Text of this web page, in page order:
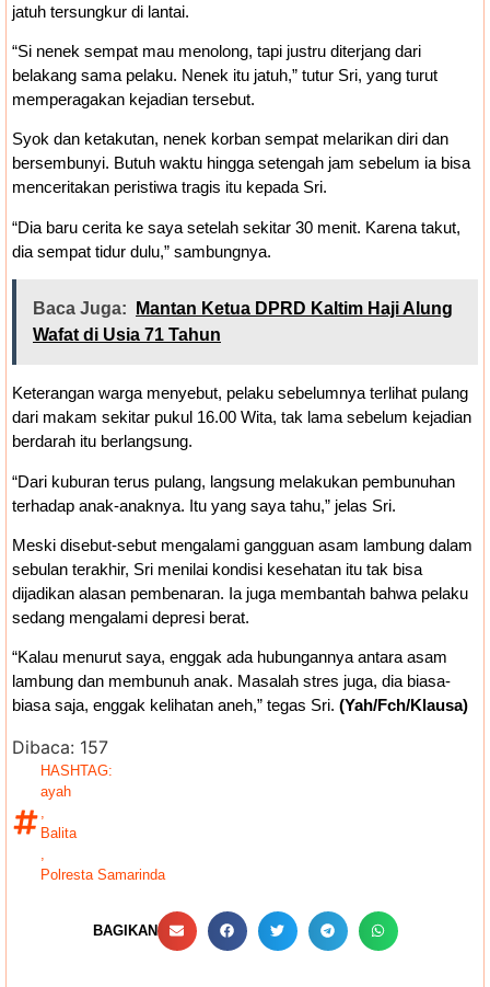
jatuh tersungkur di lantai.
“Si nenek sempat mau menolong, tapi justru diterjang dari
belakang sama pelaku. Nenek itu jatuh,” tutur Sri, yang turut
memperagakan kejadian tersebut.
Syok dan ketakutan, nenek korban sempat melarikan diri dan
bersembunyi. Butuh waktu hingga setengah jam sebelum ia bisa
menceritakan peristiwa tragis itu kepada Sri.
“Dia baru cerita ke saya setelah sekitar 30 menit. Karena takut,
dia sempat tidur dulu,” sambungnya.
Baca Juga:
Mantan Ketua DPRD Kaltim Haji Alung
Wafat di Usia 71 Tahun
Keterangan warga menyebut, pelaku sebelumnya terlihat pulang
dari makam sekitar pukul 16.00 Wita, tak lama sebelum kejadian
berdarah itu berlangsung.
“Dari kuburan terus pulang, langsung melakukan pembunuhan
terhadap anak-anaknya. Itu yang saya tahu,” jelas Sri.
Meski disebut-sebut mengalami gangguan asam lambung dalam
sebulan terakhir, Sri menilai kondisi kesehatan itu tak bisa
dijadikan alasan pembenaran. Ia juga membantah bahwa pelaku
sedang mengalami depresi berat.
“Kalau menurut saya, enggak ada hubungannya antara asam
lambung dan membunuh anak. Masalah stres juga, dia biasa-
biasa saja, enggak kelihatan aneh,” tegas Sri. (Yah/Fch/Klausa)
Dibaca: 157
HASHTAG:
ayah
Balita
Polresta Samarinda
BAGIKAN